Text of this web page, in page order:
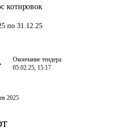
котировок
по 31.12.25
Окончание тендера
05.02.25, 15:17
2025